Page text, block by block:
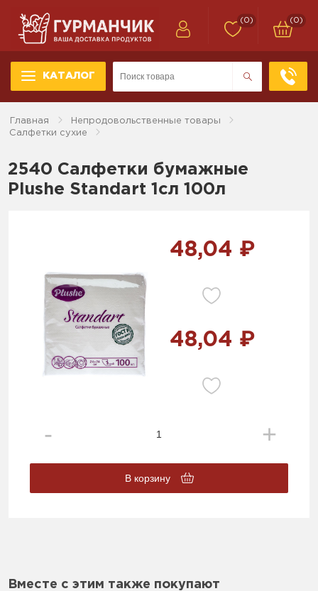
КАТАЛОГ
(0) (0)
Главная
Непродовольственные товары
Салфетки сухие
2540 Салфетки бумажные
Plushe Standart 1cл 100л
48,04 ₽
48,04 ₽
В корзину
Вместе с этим также покупают